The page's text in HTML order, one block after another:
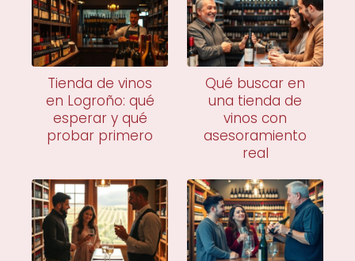
Tienda de vinos
en Logroño: qué
esperar y qué
probar primero
Qué buscar en
una tienda de
vinos con
asesoramiento
real